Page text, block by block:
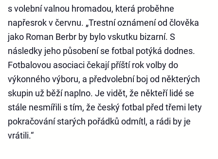
s volební valnou hromadou, která proběhne
napřesrok v červnu. „Trestní oznámení od člověka
jako Roman Berbr by bylo vskutku bizarní. S
následky jeho působení se fotbal potýká dodnes.
Fotbalovou asociaci čekají příští rok volby do
výkonného výboru, a předvolební boj od některých
skupin už běží naplno. Je vidět, že někteří lidé se
stále nesmířili s tím, že český fotbal před třemi lety
pokračování starých pořádků odmítl, a rádi by je
vrátili.“